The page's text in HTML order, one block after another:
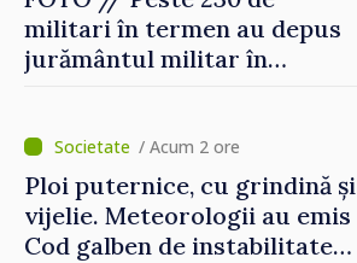
militari în termen au depus
jurământul militar în
/ Acum 2 ore
Ploi puternice, cu grindină și
vijelie. Meteorologii au emis
Cod galben de instabilitate